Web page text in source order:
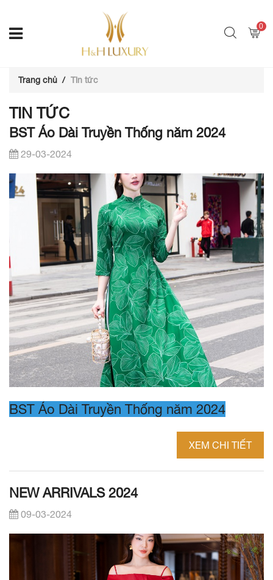
0
Trang chủ Tin tức
TIN TỨC
BST Áo Dài Truyền Thống năm 2024
29-03-2024
BST Áo Dài Truyền Thống năm 2024
XEM CHI TIẾT
NEW ARRIVALS 2024
09-03-2024